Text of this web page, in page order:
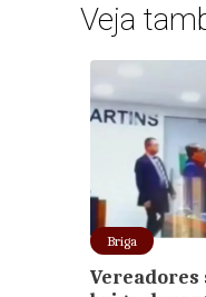
Veja
Briga
Vereadores